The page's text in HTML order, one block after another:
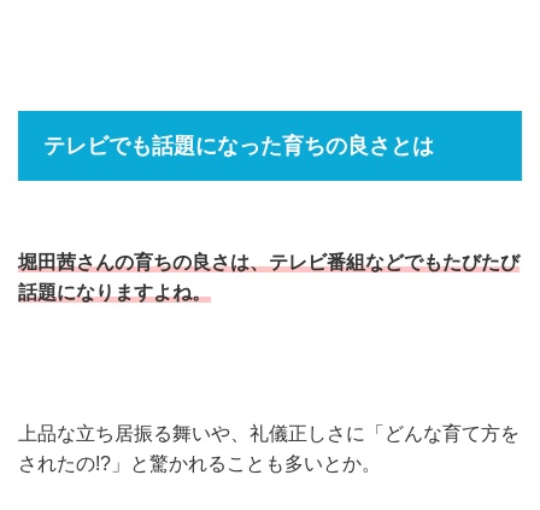
テレビでも話題になった育ちの良さとは
堀田茜さんの育ちの良さは、テレビ番組などでもたびたび
話題になりますよね。
上品な立ち居振る舞いや、礼儀正しさに「どんな育て方を
されたの!?」と驚かれることも多いとか。